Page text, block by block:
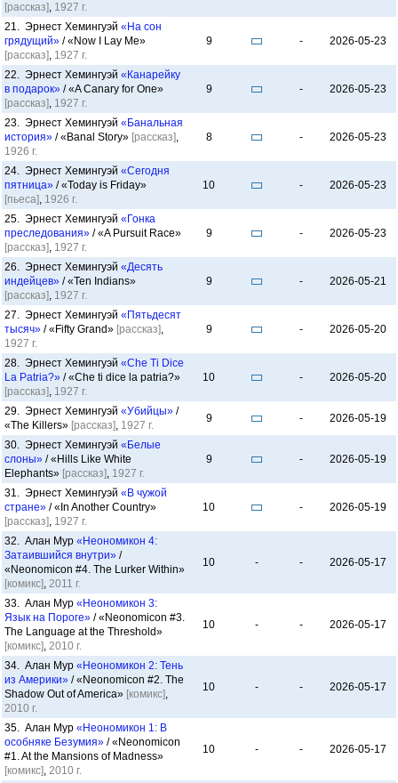
[рассказ], 1927 г.
21. Эрнест Хемингуэй «На сон
грядущий» / «Now I Lay Me»
[рассказ], 1927 г.
9 - 2026-05-23
22. Эрнест Хемингуэй «Канарейку
в подарок» / «A Canary for One»
[рассказ], 1927 г.
9 - 2026-05-23
23. Эрнест Хемингуэй «Банальная
история» / «Banal Story» [рассказ],
1926 г.
8 - 2026-05-23
24. Эрнест Хемингуэй «Сегодня
пятница» / «Today is Friday»
[пьеса], 1926 г.
10 - 2026-05-23
25. Эрнест Хемингуэй «Гонка
преследования» / «A Pursuit Race»
[рассказ], 1927 г.
9 - 2026-05-23
26. Эрнест Хемингуэй «Десять
индейцев» / «Ten Indians»
[рассказ], 1927 г.
9 - 2026-05-21
27. Эрнест Хемингуэй «Пятьдесят
тысяч» / «Fifty Grand» [рассказ],
1927 г.
9 - 2026-05-20
28. Эрнест Хемингуэй «Che Ti Dice
La Patria?» / «Che ti dice la patria?»
[рассказ], 1927 г.
10 - 2026-05-20
29. Эрнест Хемингуэй «Убийцы» /
«The Killers» [рассказ], 1927 г.
9 - 2026-05-19
30. Эрнест Хемингуэй «Белые
слоны» / «Hills Like White
Elephants» [рассказ], 1927 г.
9 - 2026-05-19
31. Эрнест Хемингуэй «В чужой
стране» / «In Another Country»
[рассказ], 1927 г.
10 - 2026-05-19
32. Алан Мур «Неономикон 4:
Затаившийся внутри» /
«Neonomicon #4. The Lurker Within»
[комикс], 2011 г.
10 - - 2026-05-17
33. Алан Мур «Неономикон 3:
Язык на Пороге» / «Neonomicon #3.
The Language at the Threshold»
[комикс], 2010 г.
10 - - 2026-05-17
34. Алан Мур «Неономикон 2: Тень
из Америки» / «Neonomicon #2. The
Shadow Out of America» [комикс],
2010 г.
10 - - 2026-05-17
35. Алан Мур «Неономикон 1: В
особняке Безумия» / «Neonomicon
#1. At the Mansions of Madness»
[комикс], 2010 г.
10 - - 2026-05-17